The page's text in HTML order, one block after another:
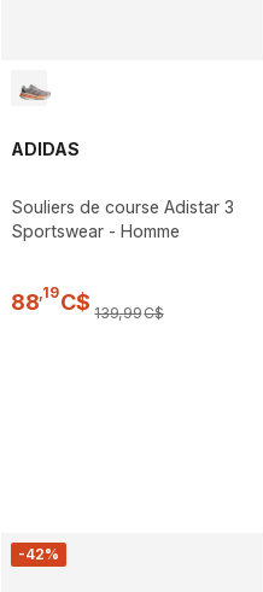
ADIDAS
Souliers de course Adistar 3
Sportswear - Homme
88,19C$ 139,99C$
-42%